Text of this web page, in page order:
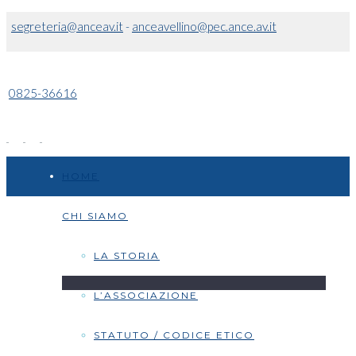
segreteria@anceav.it- anceavellino@pec.ance.av.it
0825-36616
CHI SIAMO
LA STORIA
L’ASSOCIAZIONE
STATUTO / CODICE ETICO